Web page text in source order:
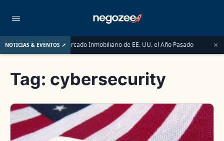
NOTICIAS & EVENTOS ↗
el Mercado Inmobiliario de EE. UU. el Año Pasado AUG 14×
Tag: cybersecurity